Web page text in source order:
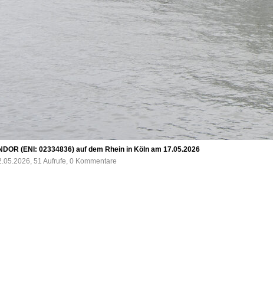
(ENI: 02334836) auf dem Rhein in Köln am 17.05.2026
51 Aufrufe, 0 Kommentare